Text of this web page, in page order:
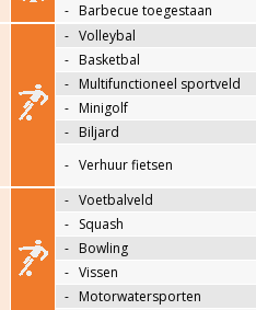
- Barbecue toegestaan
- Volleybal
- Basketbal
- Multifunctioneel sportveld
- Minigolf
- Biljard
- Verhuur fietsen
- Voetbalveld
- Squash
- Bowling
- Vissen
- Motorwatersporten